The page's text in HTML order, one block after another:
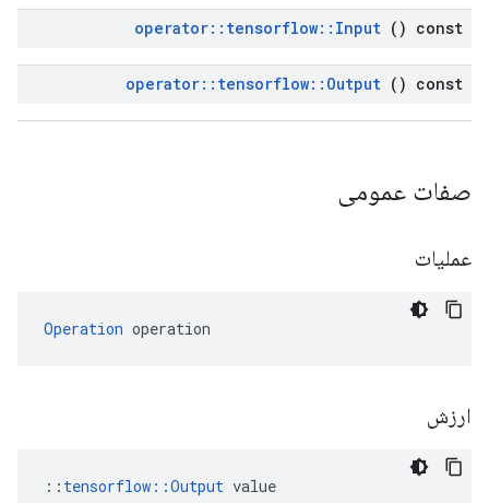
operator:: tensorflow:: Input () const
operator:: tensorflow:: Output () const
صفات عمومی
عملیات
Operation operation
ارزش
:: tensorflow::Output value